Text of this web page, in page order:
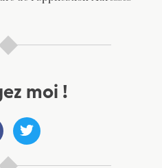
moi !